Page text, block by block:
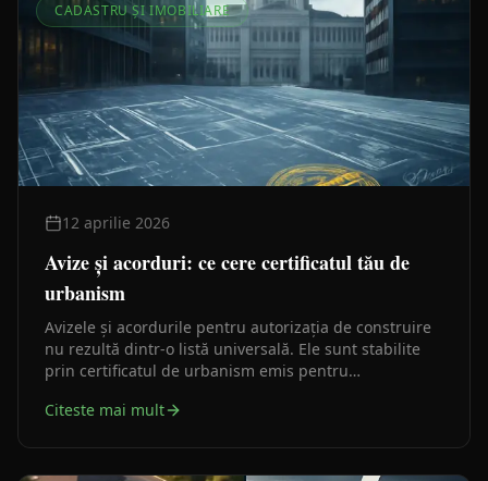
CADASTRU ȘI IMOBILIARE
12 aprilie 2026
Avize și acorduri: ce cere certificatul tău de
urbanism
Avizele și acordurile pentru autorizația de construire
nu rezultă dintr-o listă universală. Ele sunt stabilite
prin certificatul de urbanism emis pentru
îți economisește timp și bani încă din prima zi.
Citeste mai mult